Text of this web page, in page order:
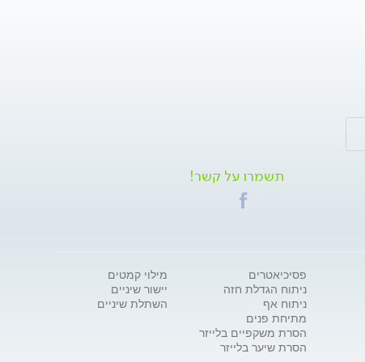
תשמרו על קשר!
פסיכיאטרים
ניתוח הגדלת חזה
ניתוח אף
מתיחת פנים
הסרת משקפיים בלייזר
הסרת שיער בלייזר
מילוי קמטים
יישור שיניים
השתלת שיניים